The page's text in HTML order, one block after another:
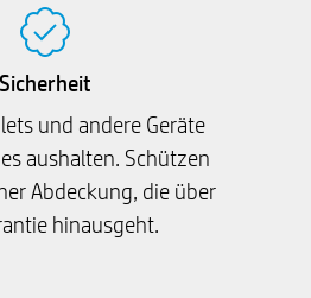
Sicherheit
und andere Geräte
aushalten. Schützen
Abdeckung, die über
hinausgeht.